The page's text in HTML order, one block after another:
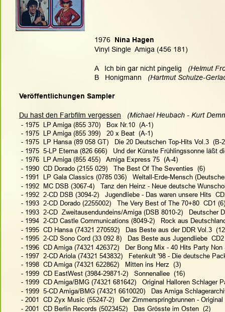
1976 Nina Hagen
Vinyl Single  Amiga (456 181)
A   Ich bin gar nicht pingelig
(Helmut
B   Honigmann
(Hartmut Schulze-
Veröffentlichungen Sampler
Du hast den Farbfilm vergessen
(Michael Heubach - Kurt
- 1975  LP Amiga (855 370)   Box Nr.10  (A-1)
- 1975  LP Amiga (855 399)   20 x Beat  (A-1)
- 1975  LP Hansa (89 058 GT)   Die 20 Deutschen Top-Hits Vol.3  (B-
- 1975  5-LP Eterna (826 666)   Und der Künste Frühlingssonne läßt
- 1976  LP Amiga (855 455)   Amiga Express 75  (A-4)
- 1990  CD Dorado (2155 029)   The Best Of The Seventies  (6)
- 1991  LP Gala Classics (0785 036)   Weltall-Erde-Mensch
- 1992  MC DSB (3067-4)   Tanz den Heinz - Neue deutsche
- 1992  2-CD DSB (3094-2)   Jugendliebe - Das waren unsere Hits
- 1993  2-CD Dorado (2255002)   The Very Best of The 70+80  CD1 (6)
- 1993  2-CD  Zweitausendundeins/Amiga (DSB 8010-2)   Deutscher
- 1994  2-CD Castle Communications (8049-2)   Rock aus
- 1995  CD Hansa (74321 270592)   Das Beste aus der DDR Vol.3
- 1995  2-CD Sono Cord (33 092 8)   Das Beste aus Jugendliebe
- 1996  CD Amiga (74321 426372)   Der Bong Mix - 40 Hits Party Non
- 1997  2-CD Ariola (74321 543832)   Fetenkult '98 - Die deutsche
- 1998  CD Amiga (74321 622862)   Mitten ins Herz  (3)
- 1999  CD EastWest (3984-29871-2)   Sonnenallee  (16)
- 1999  CD Amiga/BMG (74321 681642)   Original Halloren Schlager
- 1999  5-CD Amiga/BMG (74321 6610020)   Das Amiga
- 2001  CD Zyx Music (55247-2)   Der Zimmerspringbrunnen -
- 2001  CD Berlin Records (5023452)   Das Grösste im Osten  (2)